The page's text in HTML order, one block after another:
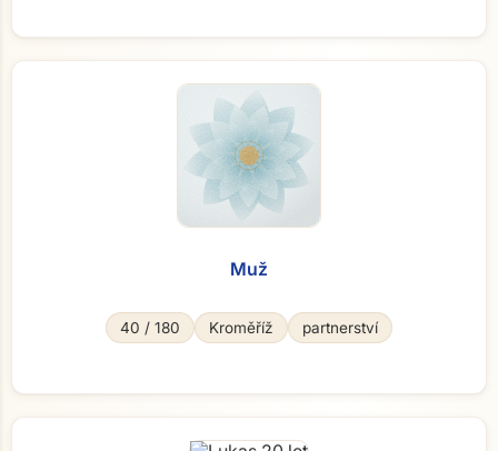
Muž
40 / 180 Kroměříž partnerství